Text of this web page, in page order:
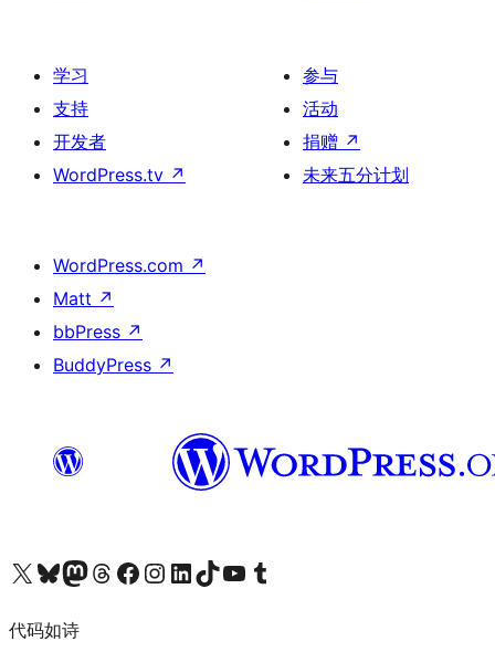
学习
支持
开发者
WordPress.tv ↗
参与
活动
捐赠 ↗
未来五分计划
WordPress.com ↗
Matt ↗
bbPress ↗
BuddyPress ↗
关注我们的 X（原 Twitter）账号访问我们的 Bluesky 账号关注我们的 Mastodon 账号访问我们的 Threads 账号 访问我们的 Facebook 公共主页关注我们的 Instagram 账号 关注我们的 LinkedIn 主页访问我们的 TikTok 账号访问我们的 YouTube 频道 访问我们的 Tumblr 账号
代码如诗